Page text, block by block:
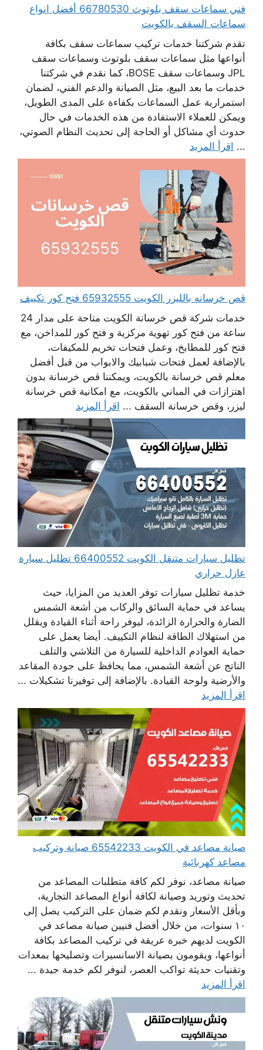
فني سماعات سقف بلوتوث 66780530 أفضل انواع
سماعات السقف بالكويت
تقدم شركتنا خدمات تركيب سماعات سقف بكافة
أنواعها مثل سماعات سقف بلوتوث وسماعات سقف
JPL وسماعات سقف BOSE، كما نقدم في شركتنا
خدمات ما بعد البيع، مثل الصيانة والدعم الفني، لضمان
استمرارية عمل السماعات بكفاءة على المدى الطويل،
ويمكن للعملاء الاستفادة من هذه الخدمات في حال
حدوث أي مشاكل أو الحاجة إلى تحديث النظام الصوتي،
... اقرأ المزيد
قص خرسانه بالليزر الكويت 65932555 فتح كور تكييف
خدمات شركة قص خرسانة الكويت متاحة على مدار 24
ساعة من فتح كور تهوية مركزية و فتح كور للمداخن، مع
فتح كور للمطابخ، وعمل فتحات تخريم للمكيفات،
بالإضافة لعمل فتحات شبابيك والابواب من قبل أفضل
معلم قص خرسانة بالكويت، ويمكننا قص خرسانة بدون
اهتزازات في المباني بالكويت، مع امكانية قص خرسانة
ليزر، وقص خرسانة السقف ... اقرأ المزيد
تظليل سيارات متنقل الكويت 66400552 تظليل سيارة
عازل حراري
خدمة تظليل سيارات توفر العديد من المزايا، حيث
يساعد في حماية السائق والركاب من أشعة الشمس
الضارة والحرارة الزائدة، ليوفر راحة أثناء القيادة ويقلل
من استهلاك الطاقة لنظام التكييف. أيضا يعمل على
حماية العوادم الداخلية للسيارة من التلاشي والتلف
الناتج عن أشعة الشمس، مما يحافظ على جودة المقاعد
والأرضية ولوحة القيادة. بالإضافة إلى توفيرنا تشكيلات ...
اقرأ المزيد
صيانة مصاعد في الكويت 65542233 صيانة وتركيب
مصاعد كهربائية
صيانة مصاعد، نوفر لكم كافة متطلبات المصاعد من
تحديث وتوريد وصيانة لكافة أنواع المصاعد التجارية،
وبأقل الأسعار ونقدم لكم ضمان على التركيب يصل إلى
١٠ سنوات، من خلال أفضل فنيين صيانة مصاعد في
الكويت لديهم خبرة عريقة في تركيب المصاعد بكافة
أنواعها، ويقومون بصيانة الاسانسيرات وتصليحها بمعدات
وتقنيات حديثة تواكب العصر، لنوفر لكم خدمة جيدة ...
اقرأ المزيد